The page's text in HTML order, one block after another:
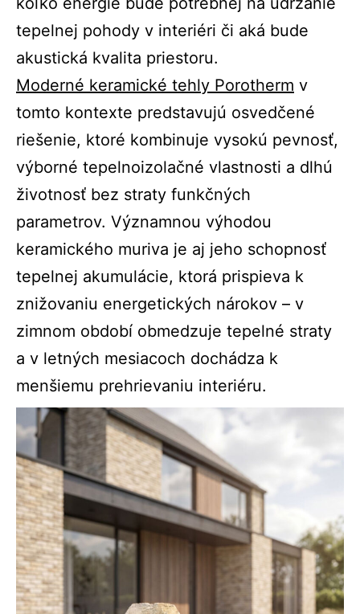
tepelnej pohody v interiéri či aká bude
akustická kvalita priestoru.
Moderné keramické tehly Porotherm v
tomto kontexte predstavujú osvedčené
riešenie, ktoré kombinuje vysokú pevnosť,
výborné tepelnoizolačné vlastnosti a dlhú
životnosť bez straty funkčných
parametrov. Významnou výhodou
keramického muriva je aj jeho schopnosť
tepelnej akumulácie, ktorá prispieva k
znižovaniu energetických nárokov – v
zimnom období obmedzuje tepelné straty
a v letných mesiacoch dochádza k
menšiemu prehrievaniu interiéru.